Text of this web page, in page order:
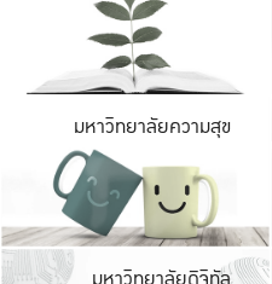
มหาวิทยาลัยความสุข